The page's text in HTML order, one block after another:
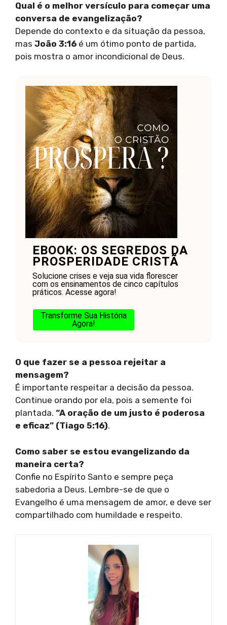
Qual é o melhor versículo para começar uma
conversa de evangelização?
Depende do contexto e da situação da pessoa,
mas João 3:16 é um ótimo ponto de partida,
pois mostra o amor incondicional de Deus.
EBOOK: OS SEGREDOS DA
PROSPERIDADE CRISTÃ
Solucione crises e veja sua vida florescer
com os ensinamentos de cinco capítulos
práticos. Acesse agora!
Transforme Sua História
Agora!
O que fazer se a pessoa rejeitar a
mensagem?
É importante respeitar a decisão da pessoa.
Continue orando por ela, pois a semente foi
plantada. “A oração de um justo é poderosa
e eficaz” (Tiago 5:16).
Como saber se estou evangelizando da
maneira certa?
Confie no Espírito Santo e sempre peça
sabedoria a Deus. Lembre-se de que o
Evangelho é uma mensagem de amor, e deve ser
compartilhado com humildade e respeito.